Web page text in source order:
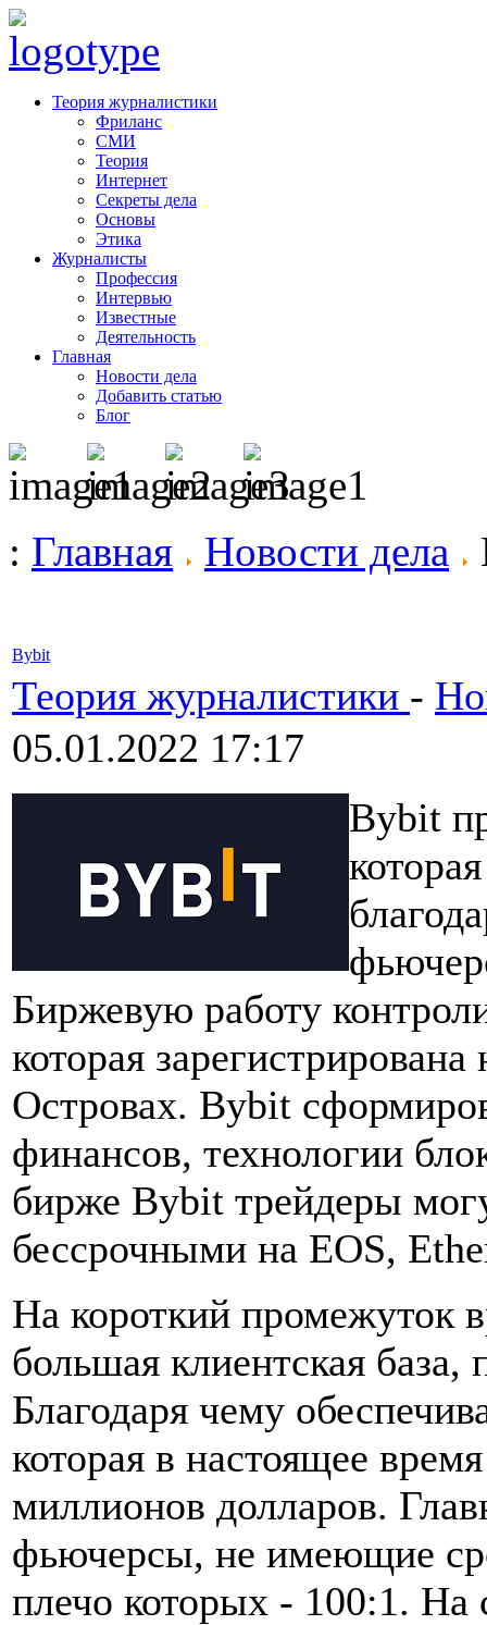
Теория журналистики
Фриланс
СМИ
Теория
Интернет
Секреты дела
Основы
Этика
Журналисты
Профессия
Интервью
Известные
Деятельность
Главная
Новости дела
Добавить статью
Блог
: Главная Новости дела
Bybit
Теория журналистики -
05.01.2022 17:17
Bybit
Биржевую работу
которая
Островах. Bybit
финансов, технологии
бирже Bybit трейдеры
бессрочными на EOS,
На короткий промежуток
большая клиентская база,
Благодаря чему
которая в настоящее
миллионов долларов.
фьючерсы, не имеющие
плечо которых - 100:1. На